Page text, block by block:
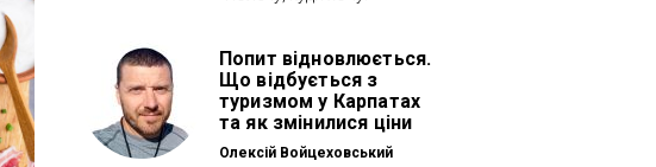
Попит відновлюється.
Що відбується з
туризмом у Карпатах
та як змінилися ціни
Олексій Войцеховський